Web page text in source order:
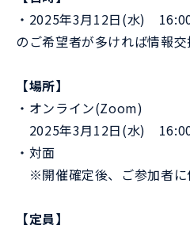
・2025年3月12日(水)
のご希望者が多ければ情報交
【場所】
・オンライン(Zoom)
2025年3月12日(水)
・対面
※開催確定後、ご参加者に
【定員】